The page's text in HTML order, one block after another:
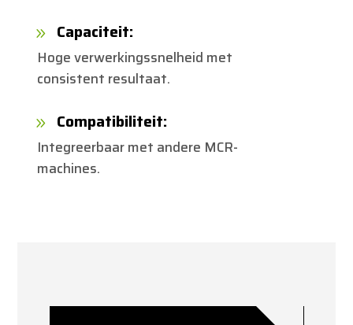
9 Capaciteit:
Hoge verwerkingssnelheid met
consistent resultaat.
9 Compatibiliteit:
Integreerbaar met andere MCR-
machines.